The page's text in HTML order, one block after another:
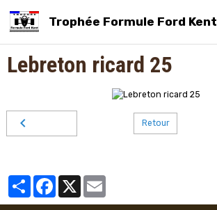
Trophée Formule Ford Kent
Lebreton ricard 25
Retour
PartagerFacebook
X